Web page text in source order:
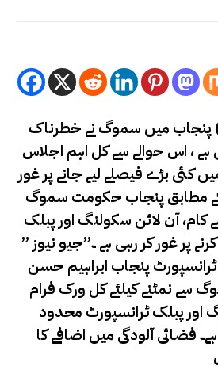
) پنجاب میں سموگ نے خطرناک
ہے ، اس حوالے سے کل اہم اجلاس
کئی بڑے فیصلے لیے جانے پر غور
کے مطابق پنجاب حکومت سموگ
کام، آن لائن سکولنگ اور پبلک
پر غور کر رہی ہے ۔”جیو نیوز ”
ٹرانسپورٹ پنجاب ابراہیم حسن
سے نمٹنے کیلئے کل ورک فرام
اور پبلک ٹرانسپورٹ محدود
ہے۔ فضائی آلودگی میں اضافے کا